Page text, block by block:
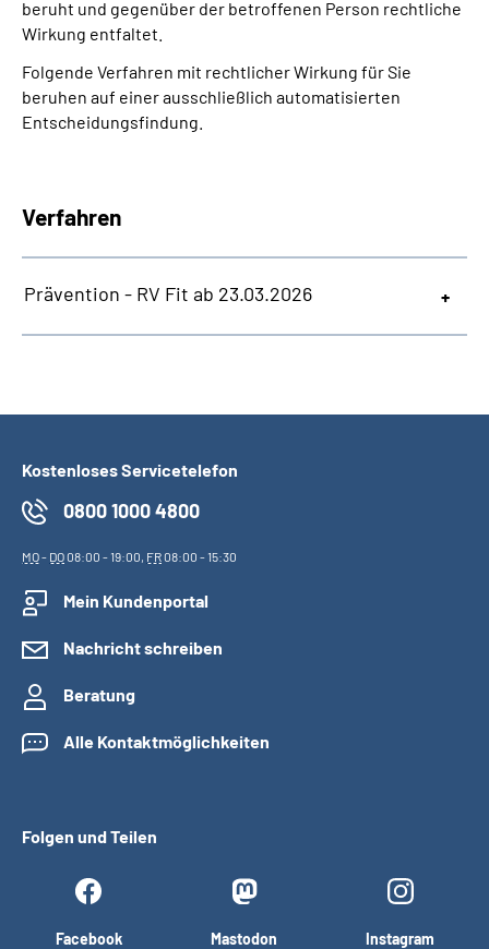
beruht und gegenüber der betroffenen Person rechtliche
Wirkung entfaltet.
Folgende Verfahren mit rechtlicher Wirkung für Sie
beruhen auf einer ausschließlich automatisierten
Entscheidungs­findung.
Verfahren
Prävention - RV Fit ab 23.03.2026
Kostenloses Servicetelefon
0800 1000 4800
MO- DO08:00 - 19:00, FR08:00 - 15:30
Mein Kundenportal
Nachricht schreiben
Beratung
Alle Kontaktmöglichkeiten
Folgen und Teilen
Facebook Mastodon Instagram